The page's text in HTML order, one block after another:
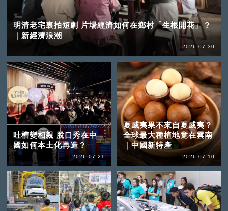
明清老宅裏拍短劇 片場經濟如何在鄉村「生根開花」？
｜新經濟浪潮
2026-07-30
吐槽變相親 脫口秀在中
國如何本土化再造？
2026-07-21
夏威夷果不來自夏威夷？
全球最大種植地竟在雲南
｜中國新特產
2026-07-10